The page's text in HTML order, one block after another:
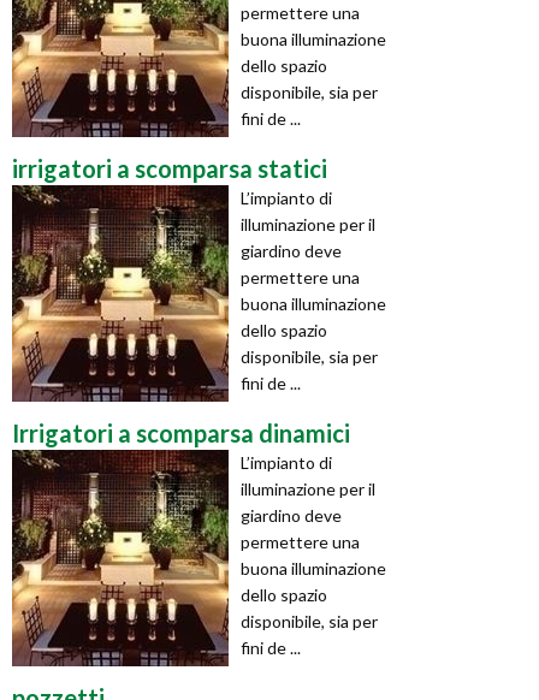
permettere una
buona illuminazione
dello spazio
disponibile, sia per
fini de ...
irrigatori a scomparsa statici
L’impianto di
illuminazione per il
giardino deve
permettere una
buona illuminazione
dello spazio
disponibile, sia per
fini de ...
Irrigatori a scomparsa dinamici
L’impianto di
illuminazione per il
giardino deve
permettere una
buona illuminazione
dello spazio
disponibile, sia per
fini de ...